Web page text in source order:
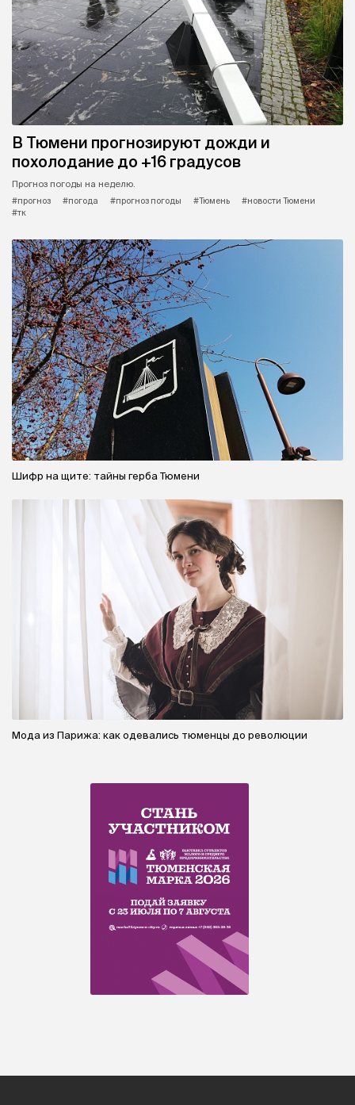
В Тюмени прогнозируют дожди и
похолодание до +16 градусов
Прогноз погоды на неделю.
#прогноз
#погода #прогноз погоды #Тюмень
#новости Тюмени
#тк
Шифр на щите: тайны герба Тюмени
Мода из Парижа: как одевались тюменцы до революции